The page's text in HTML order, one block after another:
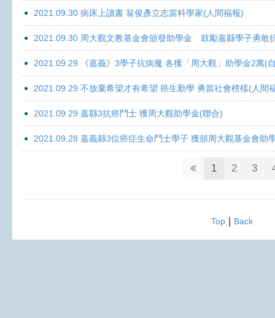
2021.09.30 病床上讀書 翁俊彥立志當科學家(人間福報)
2021.09.30 周大觀文教基金會頒發助學金 鼓勵嘉縣學子勇敢
2021.09.29 《嘉義》3學子抗病魔 各獲「周大觀」助學金2萬(
2021.09.29 不放棄希望才有希望 癌生勤學 勇當社會榜樣(人間
2021.09.29 嘉縣3抗癌鬥士 獲周大觀助學金(聯合)
2021.09.28 嘉義縣3位癌症生命鬥士學子 獲頒周大觀基金會助
1 2 3
Top| Back